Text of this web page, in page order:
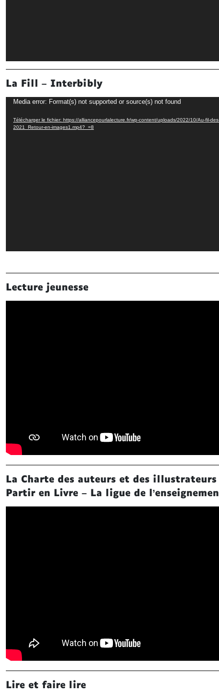
La Fill – Interbibly
Lecteur
Media error: Format(s) not supported or source(s) not found
Télécharger le fichier: https://alliancepourlalecture.fr/wp-content/uploads/2022/10/Au-fil-
2021_Retour-en-images1.mp4?_=8
Lecture jeunesse
La Charte des auteurs et des illustrateurs
Partir en Livre – La ligue de
Lire et faire lire